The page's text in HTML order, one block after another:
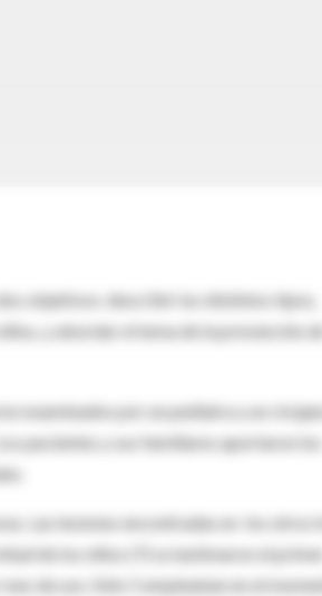
objetivos: describir los distintos tipos,
y abordar el tema de la prevención de
examinados por un pediatra y un
pacientes y sus familiares aportaron los
Las lesiones encontradas en los otros
de los niños (7) se lastimaron el primer
de uso. Sólo 5 empleaban en el